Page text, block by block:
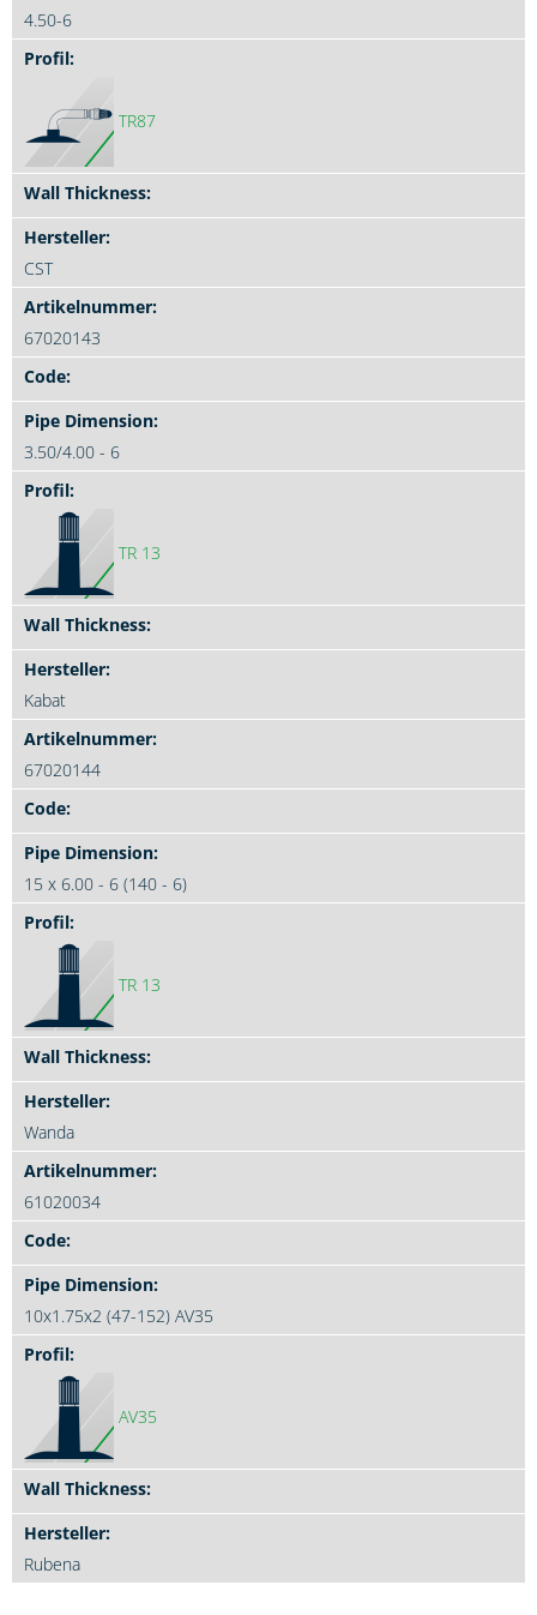
4.50-6
TR87
CST
67020143
3.50/4.00 - 6
TR 13
Kabat
67020144
15 x 6.00 - 6 (140 - 6)
TR 13
Wanda
61020034
10x1.75x2 (47-152) AV35
AV35
Rubena